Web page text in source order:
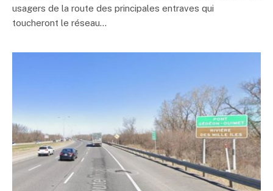
usagers de la route des principales entraves qui
toucheront le réseau…